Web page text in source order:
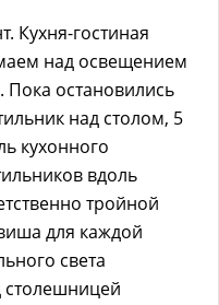
Кухня-гостиная
над освещением
остановились
над столом, 5
кухонного
вдоль
тройной
для каждой
света
столешницей